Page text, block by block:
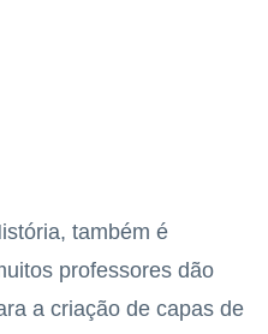
também é
professores dão
a criação de capas de